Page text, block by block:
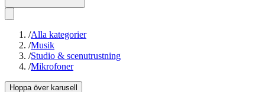
/Alla kategorier
/Musik
/Studio & scenutrustning
/Mikrofoner
Hoppa över karusell